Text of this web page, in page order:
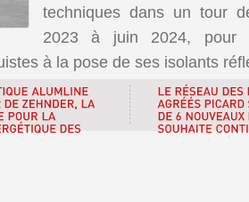
techniques dans un tour
2023 à juin 2024, pour
à la pose de ses isolants